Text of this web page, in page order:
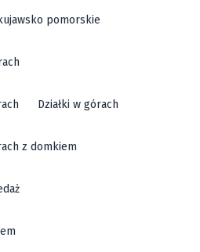
pomorskie
Działki w górach
z domkiem